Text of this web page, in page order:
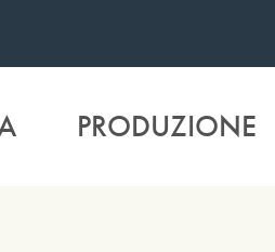
PRODUZIONE